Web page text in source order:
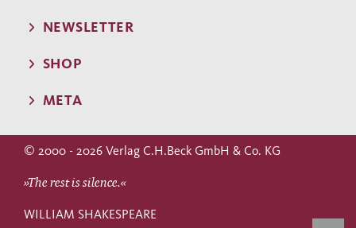
NEWSLETTER
SHOP
META
© 2000 - 2026 Verlag C.H.Beck GmbH & Co. KG
»The rest is silence.«
WILLIAM SHAKESPEARE